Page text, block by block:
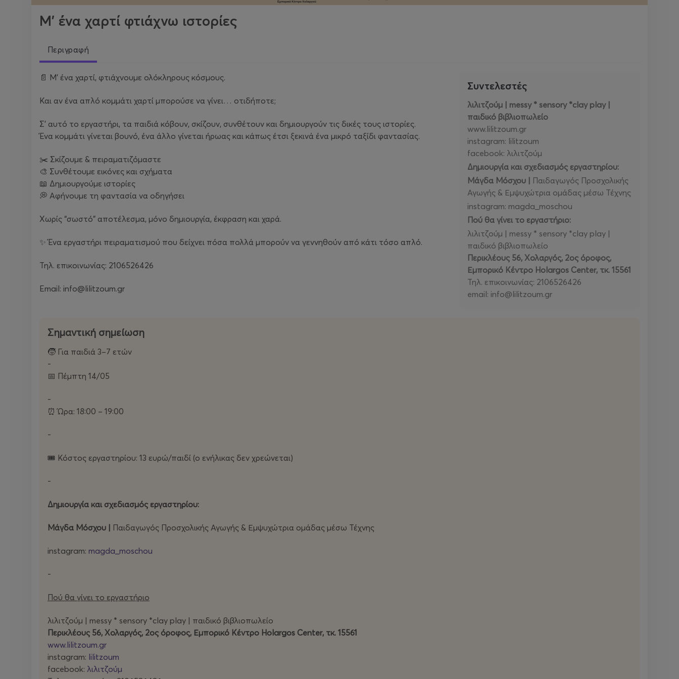
Μ' ένα χαρτί φτιάχνω ιστορίες
Περιγραφή
📄 Μ' ένα χαρτί, φτιάχνουμε ολόκληρους κόσμους.
Και αν ένα απλό κομμάτι χαρτί μπορούσε να γίνει… οτιδήποτε;
Σ' αυτό το εργαστήρι, τα παιδιά κόβουν, σκίζουν, συνθέτουν και δημιουργούν τις δικές τους ιστορίες.
Ένα κομμάτι γίνεται βουνό, ένα άλλο γίνεται ήρωας και κάπως έτσι ξεκινά ένα μικρό ταξίδι φαντασίας.
✂️ Σκίζουμε & πειραματιζόμαστε
🎨 Συνθέτουμε εικόνες και σχήματα
📖 Δημιουργούμε ιστορίες
💭 Αφήνουμε τη φαντασία να οδηγήσει
Χωρίς “σωστό” αποτέλεσμα, μόνο δημιουργία, έκφραση και χαρά.
✨ Ένα εργαστήρι πειραματισμού που δείχνει πόσα πολλά μπορούν να γεννηθούν από κάτι τόσο απλό.
Τηλ. επικοινωνίας: 2106526426
Email: info@lilitzoum.gr
Συντελεστές
λιλιτζούμ | messy * sensory *clay play |
παιδικό βιβλιοπωλείο
www.lilitzoum.gr
instagram: lilitzoum
facebook: λιλιτζούμ
Δημιουργία και σχεδιασμός εργαστηρίου:
Μάγδα Μόσχου |
Παιδαγωγός Προσχολικής
Αγωγής & Εμψυχώτρια ομάδας μέσω Τέχνης
instagram: magda_moschou
Πού θα γίνει το εργαστήριο:
λιλιτζούμ | messy * sensory *clay play |
παιδικό βιβλιοπωλείο
Περικλέους 56, Χολαργός, 2ος όροφος,
Εμπορικό Κέντρο Holargos Center, τκ. 15561
Τηλ. επικοινωνίας: 2106526426
email: info@lilitzoum.gr
Σημαντική σημείωση
🧒 Για παιδιά 3–7 ετών
-
📅 Πέμπτη 14/05
-
⏰ Ώρα: 18:00 – 19:00
-
🎟️ Κόστος εργαστηρίου: 13 ευρώ/παιδί (ο ενήλικας δεν χρεώνεται)
-
Δημιουργία και σχεδιασμός εργαστηρίου:
Μάγδα Μόσχου | Παιδαγωγός Προσχολικής Αγωγής & Εμψυχώτρια ομάδας μέσω Τέχνης
instagram: magda_moschou
-
Πού θα γίνει το εργαστήριο
λιλιτζούμ | messy * sensory *clay play | παιδικό βιβλιοπωλείο
Περικλέους 56, Χολαργός, 2ος όροφος, Εμπορικό Κέντρο Holargos Center, τκ. 15561
www.lilitzoum.gr
instagram: lilitzoum
facebook: λιλιτζούμ